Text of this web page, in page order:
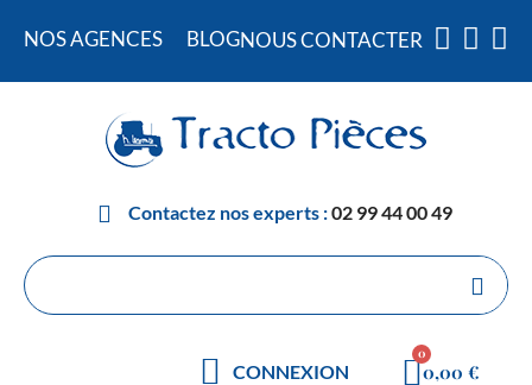
NOS AGENCES BLOGNOUS CONTACTER
Contactez nos experts :02 99 44 00 49
CONNEXION 0,00 €